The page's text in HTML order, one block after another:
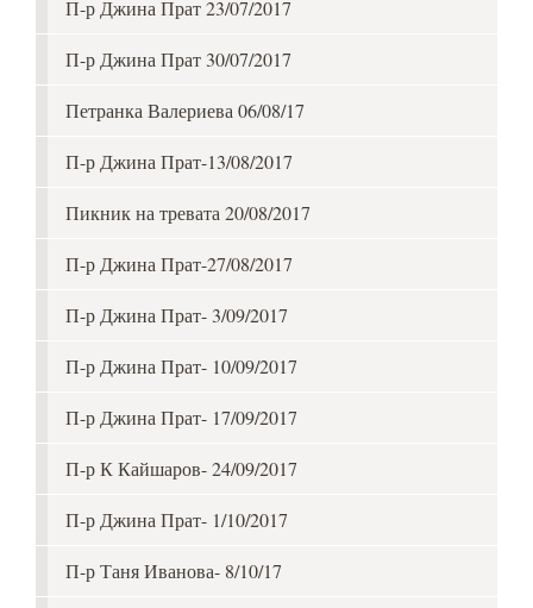
П-р Джина Прат 23/07/2017
П-р Джина Прат 30/07/2017
Петранка Валериева 06/08/17
П-р Джина Прат-13/08/2017
Пикник на тревата 20/08/2017
П-р Джина Прат-27/08/2017
П-р Джина Прат- 3/09/2017
П-р Джина Прат- 10/09/2017
П-р Джина Прат- 17/09/2017
П-р К Кайшаров- 24/09/2017
П-р Джина Прат- 1/10/2017
П-р Таня Иванова- 8/10/17